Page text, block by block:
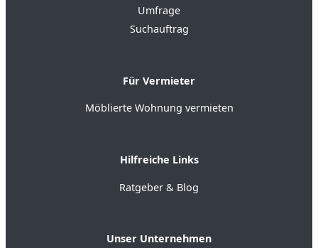
Umfrage
Suchauftrag
Für Vermieter
Möblierte Wohnung vermieten
Hilfreiche Links
Ratgeber & Blog
Unser Unternehmen